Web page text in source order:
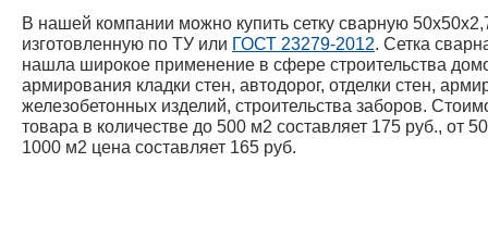
В нашей компании можно купить сетку сварную
изготовленную по ТУ или ГОСТ 23279-2012. Сетка
нашла широкое применение в сфере строительства
армирования кладки стен, автодорог, отделки стен,
железобетонных изделий, строительства заборов.
товара в количестве до 500 м2 составляет 175 руб., от
1000 м2 цена составляет 165 руб.